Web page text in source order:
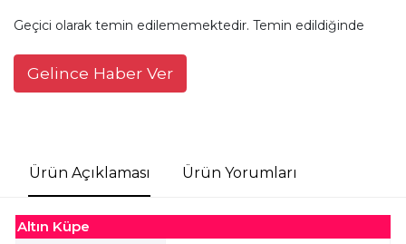
Geçici olarak temin edilememektedir. Temin edildiğinde
Gelince Haber Ver
Ürün Açıklaması Ürün Yorumları
Altın Küpe